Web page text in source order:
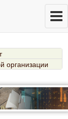
организации